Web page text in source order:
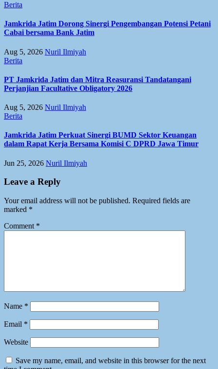
Berita
Jamkrida Jatim Dorong Sinergi Pengembangan Potensi Petani
Cabai bersama Bank Jatim
Aug 5, 2026 Nuril Ilmiyah
Berita
PT Jamkrida Jatim dan Mitra Reasuransi Tandatangani
Perjanjian Facultative Obligatory 2026
Aug 5, 2026 Nuril Ilmiyah
Berita
Jamkrida Jatim Perkuat Sinergi BUMD Sektor Keuangan
dalam Rapat Kerja Bersama Komisi C DPRD Jawa Timur
Jun 25, 2026 Nuril Ilmiyah
Leave a Reply
Your email address will not be published. Required fields are
marked *
Comment *
Name *
Email *
Website
Save my name, email, and website in this browser for the next